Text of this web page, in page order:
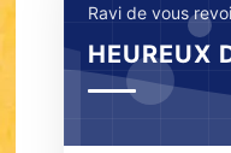
Ravi de vous
HEUREUX